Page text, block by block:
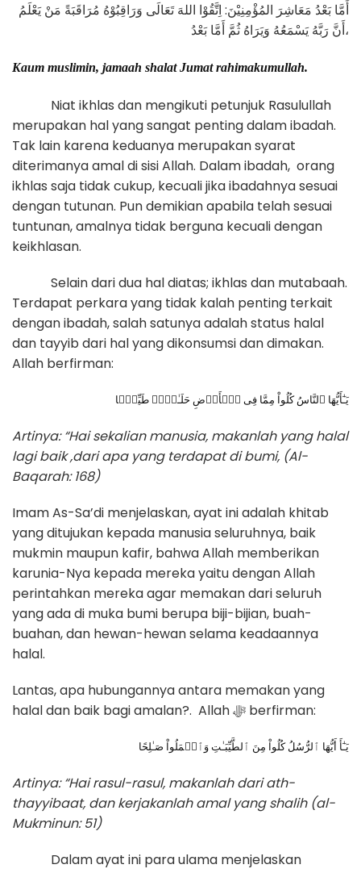
أَمَّا بَعْدُ مَعَاشِرَ المُؤْمِنِيْنَ: اِتَّقُوْا اللهَ تَعَالَى وَرَاقِبُوْهُ مُرَاقَبَةً مَنْ يَعْلَمُ
أَنَّ رَبَّهُ يَسْمَعُهُ وَيَرَاهُ ثُمَّ أَمَّا بَعْدُ،
Kaum muslimin, jamaah shalat Jumat rahimakumullah.
Niat ikhlas dan mengikuti petunjuk Rasulullah
merupakan hal yang sangat penting dalam ibadah.
Tak lain karena keduanya merupakan syarat
diterimanya amal di sisi Allah. Dalam ibadah, orang
ikhlas saja tidak cukup, kecuali jika ibadahnya sesuai
dengan tutunan. Pun demikian apabila telah sesuai
tuntunan, amalnya tidak berguna kecuali dengan
keikhlasan.
Selain dari dua hal diatas; ikhlas dan mutabaah.
Terdapat perkara yang tidak kalah penting terkait
dengan ibadah, salah satunya adalah status halal
dan tayyib dari hal yang dikonsumsi dan dimakan.
Allah berfirman:
يَـٰٓأَيُّهَا ٱلنَّاسُ كُلُواْ مِمَّا فِى ٱلۡأَرۡضِ حَلَـٰلاً۬ طَيِّبً۬ا
Artinya: “Hai sekalian manusia, makanlah yang halal
lagi baik ,dari apa yang terdapat di bumi, (Al-
Baqarah: 168)
Imam As-Sa’di menjelaskan, ayat ini adalah khitab
yang ditujukan kepada manusia seluruhnya, baik
mukmin maupun kafir, bahwa Allah memberikan
karunia-Nya kepada mereka yaitu dengan Allah
perintahkan mereka agar memakan dari seluruh
yang ada di muka bumi berupa biji-bijian, buah-
buahan, dan hewan-hewan selama keadaannya
halal.
Lantas, apa hubungannya antara memakan yang
halal dan baik bagi amalan?. Allah ﷻ berfirman:
Artinya: “Hai rasul-rasul, makanlah dari ath-
thayyibaat, dan kerjakanlah amal yang shalih (al-
Mukminun: 51)
Dalam ayat ini para ulama menjelaskan